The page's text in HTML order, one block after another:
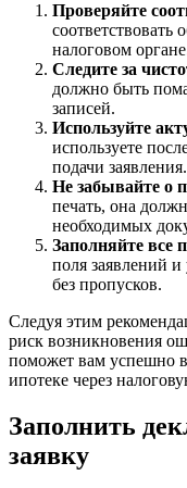
Проверяйте
соответствовать
налоговом
Следите за
должно быть
записей.
Используйте
используете
подачи заявления.
Не забывайте о
печать, она
необходимых
Заполняйте все
поля заявлений
без пропусков.
Следуя этим
риск возникновения
поможет вам успешно
ипотеке через
Заполнить
заявку